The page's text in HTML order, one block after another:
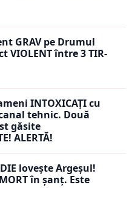
GRAV pe Drumul
VIOLENT între 3 TIR-
INTOXICAȚI cu
tehnic. Două
găsite
ALERTĂ!
lovește Argeșul!
în șanț. Este